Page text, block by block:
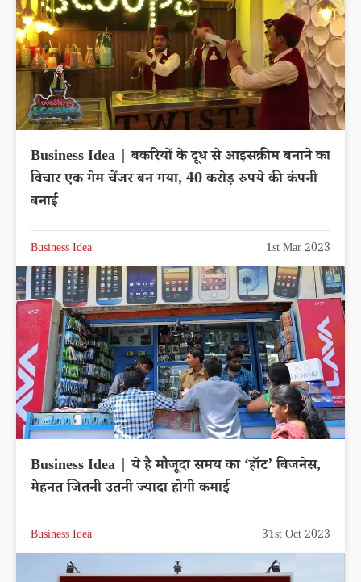
Business Idea | बकरियों के दूध से आइसक्रीम बनाने का
विचार एक गेम चेंजर बन गया, 40 करोड़ रुपये की कंपनी
बनाई
Business Idea 1st Mar 2023
Business Idea | ये है मौजूदा समय का ‘हॉट’ बिजनेस,
मेहनत जितनी उतनी ज्यादा होगी कमाई
Business Idea 31st Oct 2023